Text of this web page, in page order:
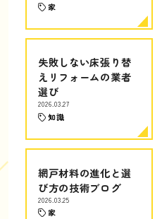
家
失敗しない床張り替
えリフォームの業者
選び
2026.03.27
知識
網戸材料の進化と選
び方の技術ブログ
2026.03.25
家